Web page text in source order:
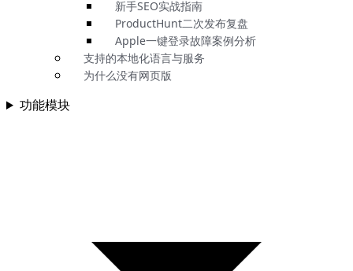
新手SEO实战指南
ProductHunt二次发布复盘
Apple一键登录故障案例分析
支持的本地化语言与服务
为什么没有网页版
功能模块